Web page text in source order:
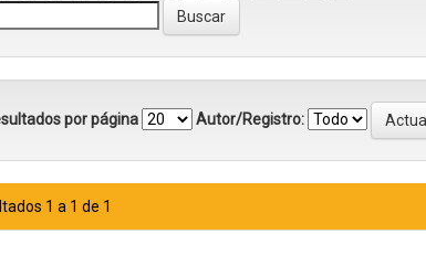
por página Autor/Registro:
1 a 1 de 1